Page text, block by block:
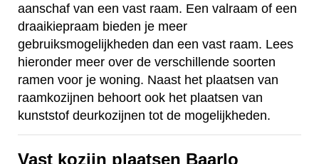
aanschaf van een vast raam. Een valraam of een
draaikiepraam bieden je meer
gebruiksmogelijkheden dan een vast raam. Lees
hieronder meer over de verschillende soorten
ramen voor je woning. Naast het plaatsen van
raamkozijnen behoort ook het plaatsen van
kunststof deurkozijnen tot de mogelijkheden.
Vast kozijn plaatsen Baarlo